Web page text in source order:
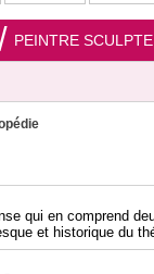
PEINTRE
qui en comprend
et historique du